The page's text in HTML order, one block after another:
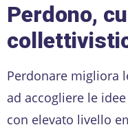
Perdono,
Perdonare migliora
ad accogliere le
con elevato livello